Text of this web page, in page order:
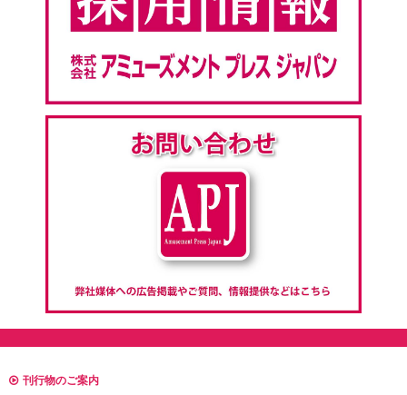
刊行物のご案内